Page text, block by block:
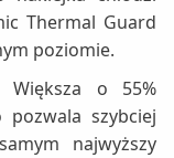
Thermal Guard
poziomie.
Większa o 55%
pozwala szybciej
najwyższy